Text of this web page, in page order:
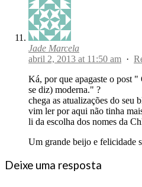
Jade Marcela
abril 2, 2013 at 11:50 am ·
Ká, por que apagaste o post
se diz) moderna." ?
chega as atualizações do seu
vim ler por aqui não tinha
li da escolha dos nomes da
Um grande beijo e felicidade
Deixe uma resposta